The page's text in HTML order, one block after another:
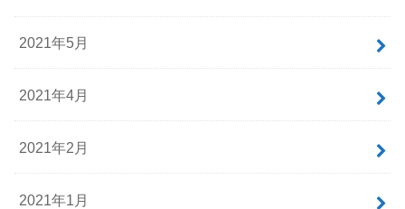
2021年5月
2021年4月
2021年2月
2021年1月